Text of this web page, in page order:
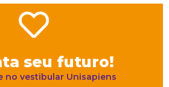
seu futuro!
no vestibular Unisapiens